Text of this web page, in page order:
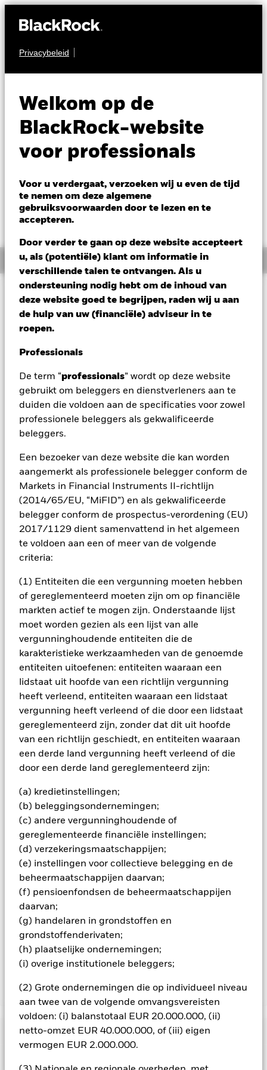
Privacybeleid
Welkom op de
BlackRock-website
voor professionals
Voor u verdergaat, verzoeken wij u even de tijd
te nemen om deze algemene
gebruiksvoorwaarden door te lezen en te
accepteren.
Door verder te gaan op deze website accepteert
u, als (potentiële) klant om informatie in
verschillende talen te ontvangen. Als u
ondersteuning nodig hebt om de inhoud van
deze website goed te begrijpen, raden wij u aan
de hulp van uw (financiële) adviseur in te
roepen.
Professionals
De term “professionals” wordt op deze website
gebruikt om beleggers en dienstverleners aan te
duiden die voldoen aan de specificaties voor zowel
professionele beleggers als gekwalificeerde
beleggers.
Een bezoeker van deze website die kan worden
aangemerkt als professionele belegger conform de
Markets in Financial Instruments II-richtlijn
(2014/65/EU, “MiFID”) en als gekwalificeerde
belegger conform de prospectus-verordening (EU)
2017/1129 dient samenvattend in het algemeen
te voldoen aan een of meer van de volgende
criteria:
(1) Entiteiten die een vergunning moeten hebben
of gereglementeerd moeten zijn om op financiële
markten actief te mogen zijn. Onderstaande lijst
moet worden gezien als een lijst van alle
vergunninghoudende entiteiten die de
karakteristieke werkzaamheden van de genoemde
entiteiten uitoefenen: entiteiten waaraan een
lidstaat uit hoofde van een richtlijn vergunning
heeft verleend, entiteiten waaraan een lidstaat
vergunning heeft verleend of die door een lidstaat
gereglementeerd zijn, zonder dat dit uit hoofde
van een richtlijn geschiedt, en entiteiten waaraan
een derde land vergunning heeft verleend of die
door een derde land gereglementeerd zijn:
(a) kredietinstellingen;
(b) beleggingsondernemingen;
(c) andere vergunninghoudende of
gereglementeerde financiële instellingen;
(d) verzekeringsmaatschappijen;
(e) instellingen voor collectieve belegging en de
beheermaatschappijen daarvan;
(f) pensioenfondsen de beheermaatschappijen
daarvan;
(g) handelaren in grondstoffen en
grondstoffenderivaten;
(h) plaatselijke ondernemingen;
(i) overige institutionele beleggers;
(2) Grote ondernemingen die op individueel niveau
aan twee van de volgende omvangsvereisten
voldoen: (i) balanstotaal EUR 20.000.000, (ii)
netto-omzet EUR 40.000.000, of (iii) eigen
vermogen EUR 2.000.000.
PRIVATE MARKTEN
Equity Fund
NAV per 30/jun/2026
EUR 114,53
Overzicht
BELANGRIJKE GEGEVENS: Kapitaalrisico.De waarde en
het rendement van beleggingen kunnen dalen en stijgen, en
zijn niet gegarandeerd. Beleggers verliezen mogelijk hun
De informatie gerelateerd aan het Fonds, waaronder het
is niet bedoeld als marketingmateriaal. Het verstrekken van
het Prospectus houdt geen aanbod of aanbeveling van het
Fonds in. BlackRock heeft niet beoordeeld of beleggen in het
Fonds aansluit op uw persoonlijke behoeften en
risicobereidheid. Om die reden kunt u niet rechtstreeks via
BlackRock beleggen. Geïnteresseerden dienen onafhankelijk
advies in te winnen, onder meer over de geschiktheid van dit
BlackRock Private Equity Fund (het 'Fonds') heeft een looptijd
van 99 jaar, die met maximaal drie jaar kan worden verlengd.
Het Fonds is weinig liquide en moet worden beschouwd als
een belegging voor de lange termijn. Dit product is daarom
niet geschikt voor beleggers die niet bereid of in staat zijn om
voor een langere periode kapitaal vast te leggen. BlackRock is
van plan het Fonds alleen aan te bieden aan bepaalde
retailbeleggers. Welke beleggers hiervoor in aanmerking
BlackRock behandelt beleggers eerlijk. Beleggers in dezelfde
aandelenklasse worden op dezelfde manier behandeld,
hoewel er verschillende voorwaarden kunnen gelden voor
verschillende aandelenklassen van het Fonds. Een ELTIF is
een risicovolle en illiquide belegging. Overeenkomstig de
ELTIF-regelgeving dienen beleggers ervoor te zorgen dat
slechts een klein deel van hun totale beleggingsportefeuille
wordt belegd in een ELTIF zoals dit Fonds. Het Fonds mag
derivaten uitsluitend gebruiken om bepaalde risico's te
beperken, overeenkomstig het afdekkingsbeleid dat is
'Beleggingsdoelstellingen en -strategieën'. Derivaten zijn
financiële contracten waarvan de waarde gekoppeld is aan
andere financiële activa. Door het gebruik van derivaten kan
het risicoprofiel van het Fonds over het geheel genomen
hoger uitvallen. BlackRock is op grond van de PRIIP-
verordening verplicht om het risico van het fonds in kaart te
brengen aan de hand van een risico-indicator, de zogeheten
SRI (Samenvattende Risico-Indicator). BlackRock heeft dit
product ingedeeld in klasse 4 uit 7; dat is een middelgrote
risicoklasse. De indeling in deze klasse wordt niet
gegarandeerd, kan in de loop van de tijd wijzigen en is geen
betrouwbare indicator voor het toekomstige risicoprofiel van
het Fonds. Voor de risico-indicator wordt ervan uitgegaan dat
u het product vijf jaar aanhoudt. Het daadwerkelijke risico kan
sterk variëren indien u uw product in een vroeg stadium
verkoopt, en u kunt dan minder terugkrijgen. Het kan zijn dat
u uw product niet gemakkelijk kunt verkopen. Lees het
Essentiële-Informatiedocument voor PRIIPs (EID) voor meer
informatie over het risicoprofiel van de belegging. Er zijn
risico's verbonden aan beleggen in private equity. Deze
worden beschreven in het prospectus van het Fonds.
Toon minder
BlackRock Private Equity Fund
Risicometer